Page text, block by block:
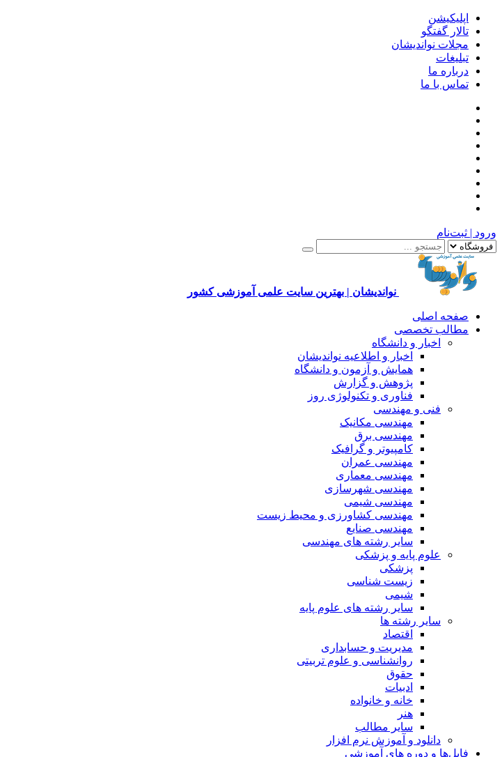
اپلیکیشن
تالار گفتگو
مجلات نواندیشان
تبلیغات
درباره ما
تماس با ما
ورود | ثبت‌نام
نواندیشان | بهترین سایت علمی آموزشی کشور
صفحه اصلی
مطالب تخصصی
اخبار و دانشگاه
اخبار و اطلاعیه نواندیشان
همایش و آزمون و دانشگاه
پژوهش و گزارش
فناوری و تکنولوژی روز
فنی و مهندسی
مهندسی مکانیک
مهندسی برق
کامپیوتر و گرافیک
مهندسی عمران
مهندسی معماری
مهندسی شهرسازی
مهندسی شیمی
مهندسی کشاورزی و محیط زیست
مهندسی صنایع
سایر رشته های مهندسی
علوم پایه و پزشکی
پزشکی
زیست شناسی
شیمی
سایر رشته های علوم پایه
سایر رشته ها
اقتصاد
مدیریت و حسابداری
روانشناسی و علوم تربیتی
حقوق
ادبیات
خانه و خانواده
هنر
سایر مطالب
دانلود و آموزش نرم افزار
فایل‌ها و دوره های آموزشی